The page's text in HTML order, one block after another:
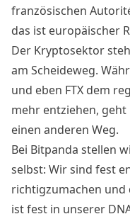
französischen
das ist europäischer
Der Kryptosektor
am Scheideweg.
und eben FTX dem
mehr entziehen,
einen anderen Weg.
Bei Bitpanda stellen
selbst: Wir sind fest
richtigzumachen und
ist fest in unserer